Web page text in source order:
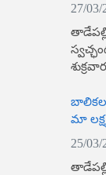
27/03/
బాలికల
మా
25/03/